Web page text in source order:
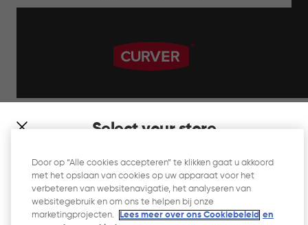
Select your store
which store would you like to shop?
Website Gebruiksvoorwaarden
Privacyverklaring
Door op “Alle cookies accepteren” te klikken gaat u akkoord
met het opslaan van cookies op uw apparaat voor het
verbeteren van websitenavigatie, het analyseren van
websitegebruik en om ons te helpen bij onze
marketingprojecten.
Lees meer over ons Cookiebeleid en